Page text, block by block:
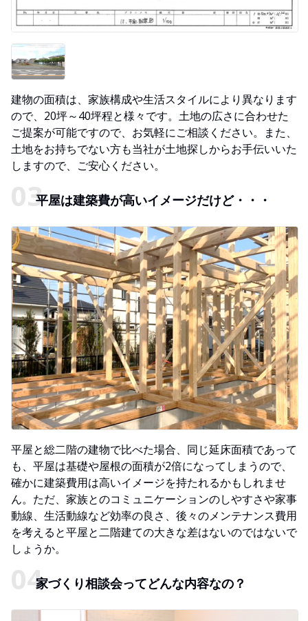
建物の面積は、家族構成や生活スタイルにより異なります
ので、20坪～40坪程と様々です。土地の広さに合わせた
ご提案が可能ですので、お気軽にご相談ください。また、
土地をお持ちでない方も当社が土地探しからお手伝いいた
しますので、ご安心ください。
平屋は建築費が高いイメージだけど・・・
平屋と総二階の建物で比べた場合、同じ延床面積であって
も、平屋は基礎や屋根の面積が2倍になってしまうので、
確かに建築費用は高いイメージを持たれるかもしれませ
ん。ただ、家族とのコミュニケーションのしやすさや家事
動線、生活動線など効率の良さ、後々のメンテナンス費用
を考えると平屋と二階建ての大きな差はないのではないで
しょうか。
家づくり相談会ってどんな内容なの？